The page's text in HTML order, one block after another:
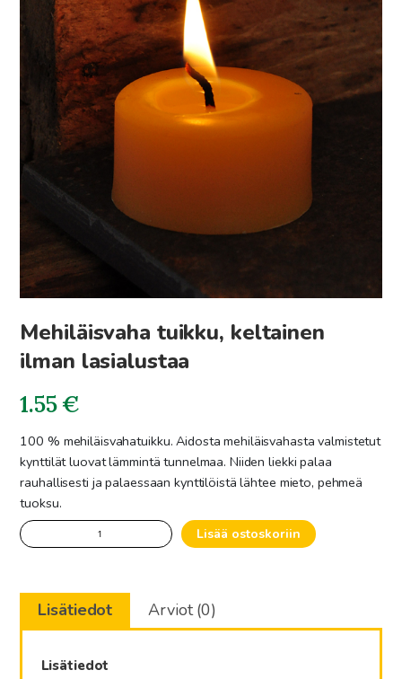
Mehiläisvaha tuikku, keltainen
ilman lasialustaa
1.55€
100 % mehiläisvahatuikku. Aidosta mehiläisvahasta valmistetut
kynttilät luovat lämmintä tunnelmaa. Niiden liekki palaa
rauhallisesti ja palaessaan kynttilöistä lähtee mieto, pehmeä
tuoksu.
Mehiläisvaha
tuikku,
ilman
lasialustaa
määrä
Lisää ostoskoriin
Lisätiedot Arviot (0)
Lisätiedot